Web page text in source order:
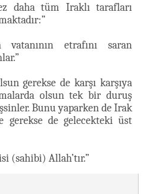
daha tüm Iraklı tarafları
vatanının etrafını saran
gerekse de karşı karşıya
olsun tek bir duruş
Bunu yaparken de Irak
gerekse de gelecekteki üst
(sahibi) Allah’tır.”